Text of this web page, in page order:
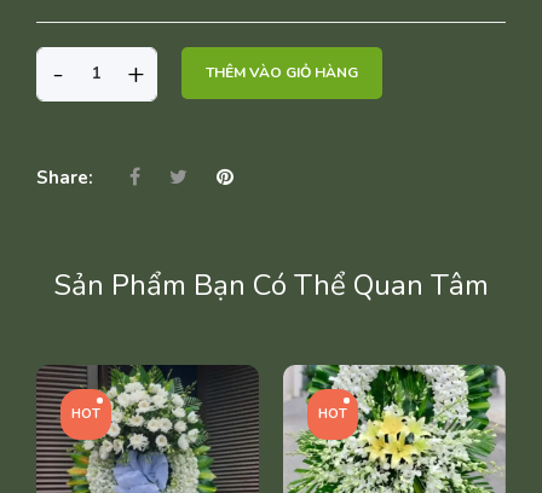
KỆ
-
LƯỢNG
- + THÊM VÀO GIỎ HÀNG
Share:
Sản Phẩm Bạn Có Thể Quan Tâm
HOT HOT